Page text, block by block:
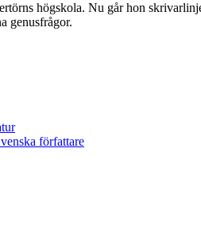
högskola. Nu går hon
genusfrågor.